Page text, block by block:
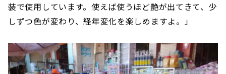
装で使用しています。使えば使うほど艶が出てきて、少
しずつ色が変わり、経年変化を楽しめますよ。」